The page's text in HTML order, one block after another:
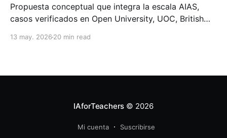
Propuesta conceptual que integra la escala AIAS,
casos verificados en Open University, UOC, British
cinco fases para observar el proceso cognitivo del
13 may. 2026 20 min read
IAforTeachers © 2026
Mi cuenta Suscribirse